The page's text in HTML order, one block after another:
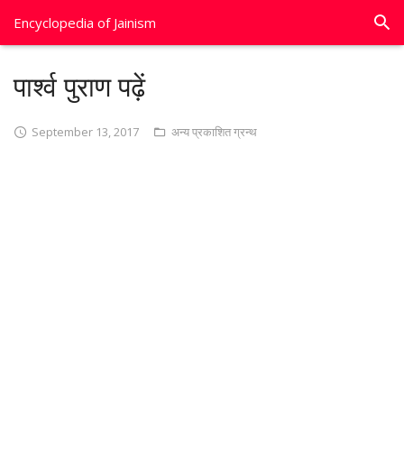
Encyclopedia of Jainism
पार्श्व पुराण पढ़ें
September 13, 2017 अन्य प्रकाशित ग्रन्थ